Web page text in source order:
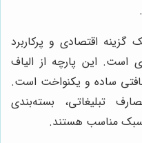
گزینه اقتصادی و پرکاربرد
است. این پارچه از الیاف
ساده و یکنواخت است.
تبلیغاتی، بسته‌بندی
مناسب هستند.